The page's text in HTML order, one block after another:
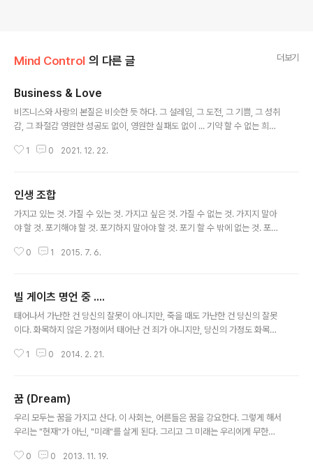
Mind Control 의 다른 글 더보기
Business & Love
비즈니스와 사랑의 본질은 비슷한 듯 하다. 그 설레임, 그 도전, 그 기쁨, 그 성취
감, 그 좌절감 영원한 성공도 없이, 영원한 실패도 없이 ... 기약 할 수 없는 희망
1 0 2021. 12. 22.
인생 조합
가지고 있는 것. 가질 수 있는 것. 가지고 싶은 것. 가질 수 없는 것. 가지지 말아
야 할 것. 포기해야 할 것. 포기하지 말아야 할 것. 포기 할 수 밖에 없는 것. 포기
하지 않아도 잃게 되는 것. 그것들의 조합이 ... 인생인듯 .... Philosophiren
0 1 2015. 7. 6.
빌 게이츠 명언 중 ....
태어나서 가난한 건 당신의 잘못이 아니지만, 죽을 때도 가난한 건 당신의 잘못
이다. 화목하지 않은 가정에서 태어난 건 죄가 아니지만, 당신의 가정도 화목하
1 0 2014. 2. 21.
꿈 (Dream)
우리 모두는 꿈을 가지고 산다. 이 사회는, 어른들은 꿈을 강요한다. 그렇게 해서
우리는 "현재"가 아닌, "미래"를 살게 된다. 그리고 그 미래는 우리에게 무한한
현재를 포기한다. 우리가 살고 있는 것은 현재인 것을.... Philosophiren
0 0 2013. 11. 19.